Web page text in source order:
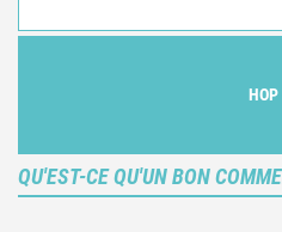
HOP
QU'EST-CE QU'UN BON